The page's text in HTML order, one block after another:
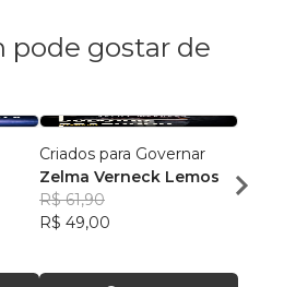
pode gostar de
Criados para Governar
Zelma Verneck Lemos
R$ 61,90
R$ 49,00
R$